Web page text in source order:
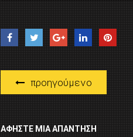
προηγούμενο
ΑΦΉΣΤΕ ΜΙΑ ΑΠΆΝΤΗΣΗ